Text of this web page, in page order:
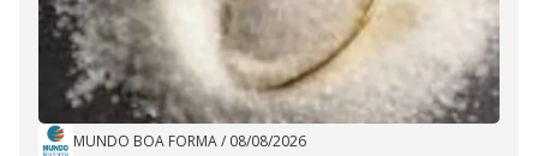
MUNDO BOA FORMA/ 08/08/2026